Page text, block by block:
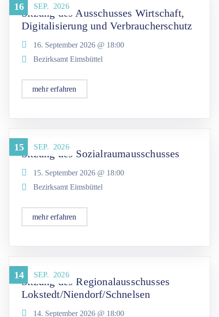
16 SEP. 2026
Sitzung des Ausschusses Wirtschaft,
Digitalisierung und Verbraucherschutz
16. September 2026 @ 18:00
Bezirksamt Eimsbüttel
mehr erfahren
15 SEP. 2026
Sitzung des Sozialraumausschusses
15. September 2026 @ 18:00
Bezirksamt Eimsbüttel
mehr erfahren
14 SEP. 2026
Sitzung des Regionalausschusses
Lokstedt/Niendorf/Schnelsen
14. September 2026 @ 18:00